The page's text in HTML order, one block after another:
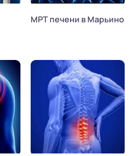
МРТ печени в Марьино